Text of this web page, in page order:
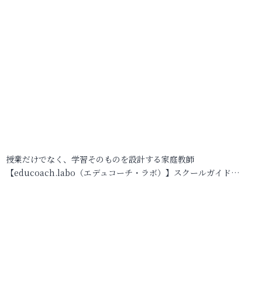
授業だけでなく、学習そのものを設計する家庭教師
【educoach.labo（エデュコーチ・ラボ）】スクールガイド…